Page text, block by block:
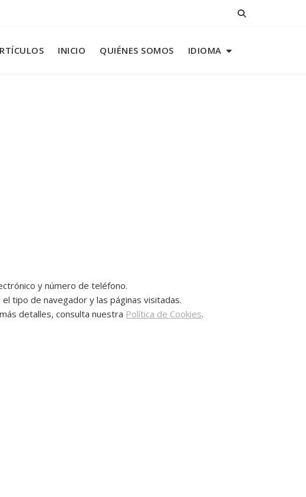
INICIO QUIÉNES SOMOS IDIOMA
y número de teléfono.
tipo de navegador y las páginas visitadas.
detalles, consulta nuestra Política de Cookies.